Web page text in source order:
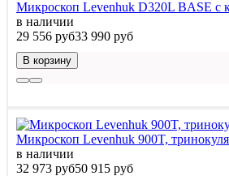
Микроскоп Levenhuk D320L BASE с
в наличии
29 556 руб33 990 руб
В корзину
Микроскоп Levenhuk 900T,
в наличии
32 973 руб50 915 руб